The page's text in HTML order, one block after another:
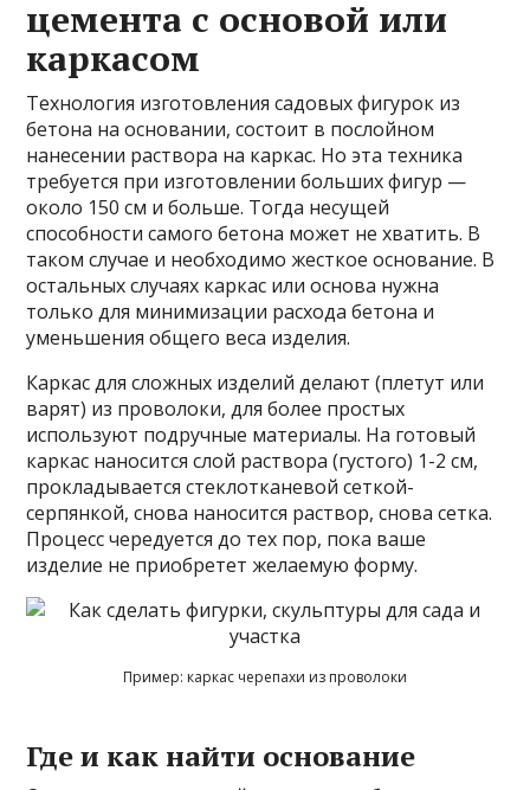
цемента с основой или
каркасом
Технология изготовления садовых фигурок из
бетона на основании, состоит в послойном
нанесении раствора на каркас. Но эта техника
требуется при изготовлении больших фигур —
около 150 см и больше. Тогда несущей
способности самого бетона может не хватить. В
таком случае и необходимо жесткое основание. В
остальных случаях каркас или основа нужна
только для минимизации расхода бетона и
уменьшения общего веса изделия.
Каркас для сложных изделий делают (плетут или
варят) из проволоки, для более простых
используют подручные материалы. На готовый
каркас наносится слой раствора (густого) 1-2 см,
прокладывается стеклотканевой сеткой-
серпянкой, снова наносится раствор, снова сетка.
Процесс чередуется до тех пор, пока ваше
изделие не приобретет желаемую форму.
Пример: каркас черепахи из проволоки
Где и как найти основание